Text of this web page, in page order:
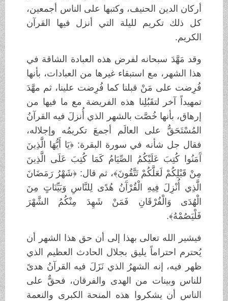
أركان الدين الحنيف، وكتبها على الناس أجمعين،
كل ذلك تكريم لليلة التي أنزل فيها القرآن
الكريم.
وقد مَهَّدَ سبحانه لفرض هذه العبادة الشاقة في
هذا الشهر، مع استبقاء غيرها من العبادات، بأنها
فُرِضت على مَنْ قبلنا كما فُرِضت علينا، ثم مهَّدَ
تمهيداً آخر لتقَبُلِنا هذه الفريضة مع ما فيها من
إرهاق، بأنها خُصَّت بالشهر الذي أُنزلَ فيه القرآنُ
المُسْتَحَقُّ على العالَم أجمعَ تكريمُه وإجلاله،
فقال جل شأنه في سورة البقرة: ﴿يَا أَيُّهَا الَّذِينَ
آَمَنُوا كُتِبَ عَلَيْكُمُ الصِّيَامُ كَمَا كُتِبَ عَلَى الَّذِينَ
مِنْ قَبْلِكُمْ لَعَلَّكُمْ تَتَّقُونَ﴾، ثم قال: ﴿شَهْرُ رَمَضَانَ
الَّذِي أُنْزِلَ فِيهِ الْقُرْآَنُ هُدًى لِلنَّاسِ وَبَيِّنَاتٍ مِنَ
الْهُدَى وَالْفُرْقَانِ فَمَنْ شَهِدَ مِنْكُمُ الشَّهْرَ
فَلْيَصُمْهُ﴾.
فيشير الله تعالى بهذا إلى أن حق هذا الشهر أن
يُحترم احتراماً يليق بجلال الحادث العظيم الذي
ظهر فيه، إنه الشهرُ الذي نَزَلَ فيه القرآنُ هدىً
للناس وبينات من الهدى والفرقان، فحقٌّ على
الناس أن يشكروا هذه المنحة الكبرى والنعمة